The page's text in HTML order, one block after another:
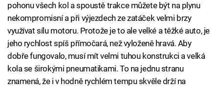
pohonu všech kol a spoustě trakce můžete být na plynu
nekompromisní a při výjezdech ze zatáček velmi brzy
využívat sílu motoru. Protože je to ale velké a těžké auto, je
jeho rychlost spíš přímočará, než vyloženě hravá. Aby
dobře fungovalo, musí mít velmi tuhou konstrukci a velká
kola se širokými pneumatikami. To na jednu stranu
znamená, že i v hodně rychlém tempu skvěle drží na